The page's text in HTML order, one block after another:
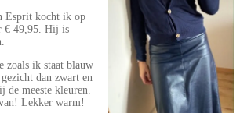
Esprit kocht ik op
€ 49,95. Hij is
zoals ik staat blauw
dan zwart en
de meeste kleuren.
Lekker warm!